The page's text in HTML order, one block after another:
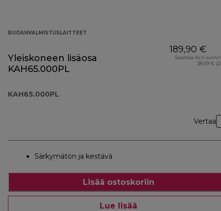
RUOANVALMISTUSLAITTEET
Yleiskoneen lisäosa
KAH65.000PL
KAH65.000PL
189,90 €
Sisältää ALV-
38,59 €
Vertaa
Särkymätön ja kestävä
Lisää ostoskoriin
Lue lisää